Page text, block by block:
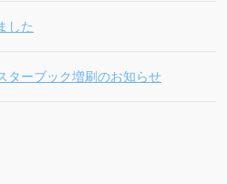
した
ターブック増刷のお知らせ